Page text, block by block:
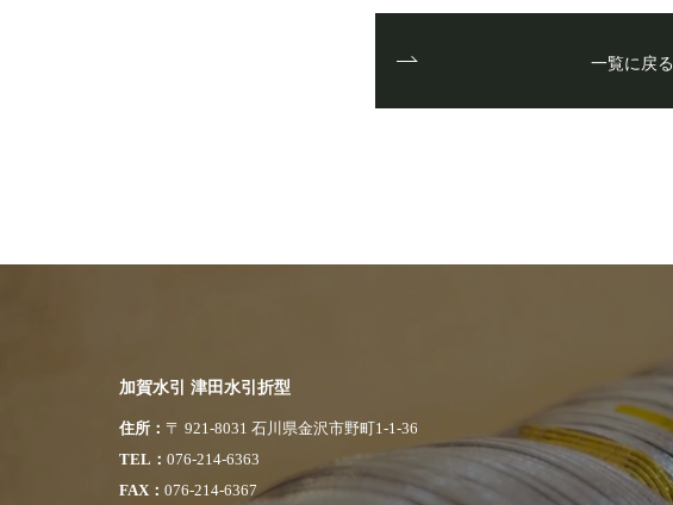
一覧に戻る
加賀水引 津田水引折型
住所
〒 921-8031 石川県金沢市野町1-1-36
TEL
076-214-6363
FAX
076-214-6367